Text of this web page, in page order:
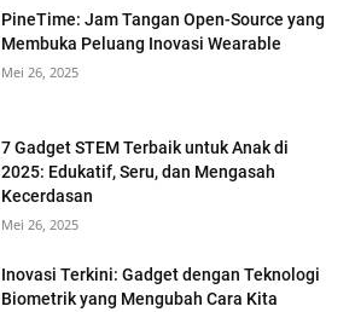
PineTime: Jam Tangan Open-Source yang
Membuka Peluang Inovasi Wearable
Mei 26, 2025
7 Gadget STEM Terbaik untuk Anak di
2025: Edukatif, Seru, dan Mengasah
Kecerdasan
Mei 26, 2025
Inovasi Terkini: Gadget dengan Teknologi
Biometrik yang Mengubah Cara Kita